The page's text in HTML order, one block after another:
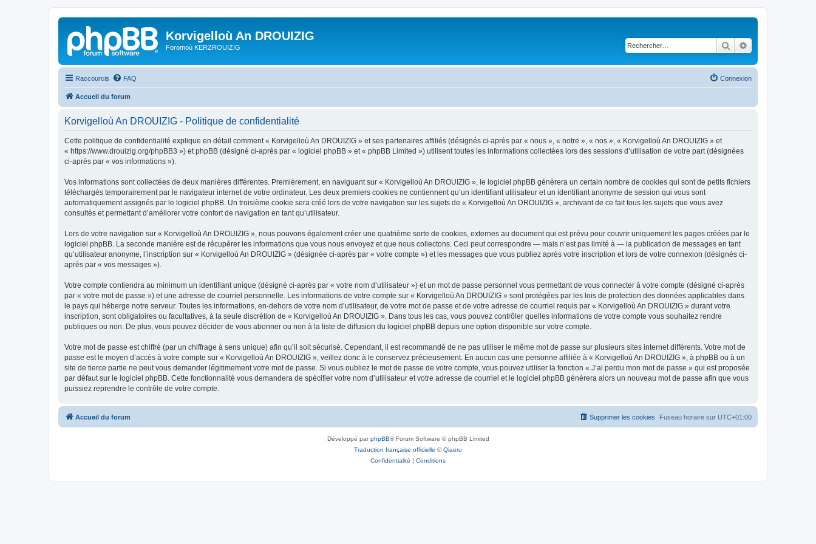
Korvigelloù An DROUIZIG
Foromoù KERZROUIZIG Rechercher
Raccourcis FAQ Connexion
Accueil du forum
Korvigelloù An DROUIZIG - Politique de confidentialité
Cette politique de confidentialité explique en détail comment « Korvigelloù An DROUIZIG » et ses partenaires affiliés (désignés ci-après par « nous », « notre », « nos », « Korvigelloù An DROUIZIG » et
« https://www.drouizig.org/phpBB3 ») et phpBB (désigné ci-après par « logiciel phpBB » et « phpBB Limited ») utilisent toutes les informations collectées lors des sessions d’utilisation de votre part (désignées
ci-après par « vos informations »).
Vos informations sont collectées de deux manières différentes. Premièrement, en naviguant sur « Korvigelloù An DROUIZIG », le logiciel phpBB génèrera un certain nombre de cookies qui sont de petits fichiers
téléchargés temporairement par le navigateur internet de votre ordinateur. Les deux premiers cookies ne contiennent qu’un identifiant utilisateur et un identifiant anonyme de session qui vous sont
automatiquement assignés par le logiciel phpBB. Un troisième cookie sera créé lors de votre navigation sur les sujets de « Korvigelloù An DROUIZIG », archivant de ce fait tous les sujets que vous avez
consultés et permettant d’améliorer votre confort de navigation en tant qu’utilisateur.
Lors de votre navigation sur « Korvigelloù An DROUIZIG », nous pouvons également créer une quatrième sorte de cookies, externes au document qui est prévu pour couvrir uniquement les pages créées par le
logiciel phpBB. La seconde manière est de récupérer les informations que vous nous envoyez et que nous collectons. Ceci peut correspondre — mais n’est pas limité à — la publication de messages en tant
qu’utilisateur anonyme, l’inscription sur « Korvigelloù An DROUIZIG » (désignée ci-après par « votre compte ») et les messages que vous publiez après votre inscription et lors de votre connexion (désignés ci-
après par « vos messages »).
Votre compte contiendra au minimum un identifiant unique (désigné ci-après par « votre nom d’utilisateur ») et un mot de passe personnel vous permettant de vous connecter à votre compte (désigné ci-après
par « votre mot de passe ») et une adresse de courriel personnelle. Les informations de votre compte sur « Korvigelloù An DROUIZIG » sont protégées par les lois de protection des données applicables dans
le pays qui héberge notre serveur. Toutes les informations, en-dehors de votre nom d’utilisateur, de votre mot de passe et de votre adresse de courriel requis par « Korvigelloù An DROUIZIG » durant votre
inscription, sont obligatoires ou facultatives, à la seule discrétion de « Korvigelloù An DROUIZIG ». Dans tous les cas, vous pouvez contrôler quelles informations de votre compte vous souhaitez rendre
publiques ou non. De plus, vous pouvez décider de vous abonner ou non à la liste de diffusion du logiciel phpBB depuis une option disponible sur votre compte.
Votre mot de passe est chiffré (par un chiffrage à sens unique) afin qu’il soit sécurisé. Cependant, il est recommandé de ne pas utiliser le même mot de passe sur plusieurs sites internet différents. Votre mot de
passe est le moyen d’accès à votre compte sur « Korvigelloù An DROUIZIG », veillez donc à le conservez précieusement. En aucun cas une personne affiliée à « Korvigelloù An DROUIZIG », à phpBB ou à un
site de tierce partie ne peut vous demander légitimement votre mot de passe. Si vous oubliez le mot de passe de votre compte, vous pouvez utiliser la fonction « J’ai perdu mon mot de passe » qui est proposée
par défaut sur le logiciel phpBB. Cette fonctionnalité vous demandera de spécifier votre nom d’utilisateur et votre adresse de courriel et le logiciel phpBB générera alors un nouveau mot de passe afin que vous
puissiez reprendre le contrôle de votre compte.
Accueil du forum Fuseau horaire sur UTC+01:00
Supprimer les cookies
Développé parphpBB® Forum Software © phpBB Limited
Traduction française officielle ©Qiaeru
Confidentialité | Conditions